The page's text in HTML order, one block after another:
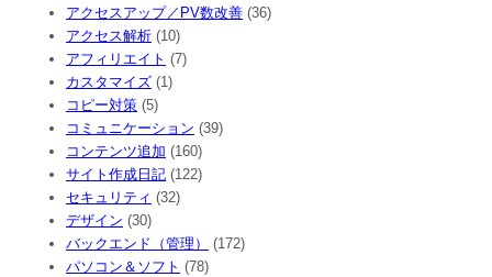
アクセスアップ／PV数改善 (36)
アクセス解析 (10)
アフィリエイト (7)
カスタマイズ (1)
コピー対策 (5)
コミュニケーション (39)
コンテンツ追加 (160)
サイト作成日記 (122)
セキュリティ (32)
デザイン (30)
バックエンド（管理）
(172)
パソコン＆ソフト (78)